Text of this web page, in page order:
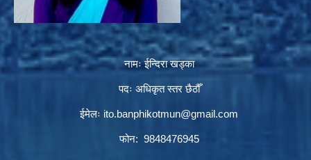
नामः ईन्दिरा खड्का
पदः अधिकृत स्तर छैठौँ
ईमेलः ito.banphikotmun@gmail.com
फोन: 9848476945